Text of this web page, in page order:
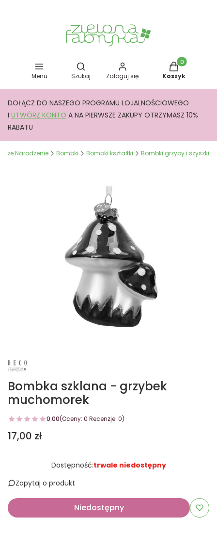
Menu
Otwórz wyszukiwarkę
Szukaj Zaloguj się
Produkty w
Koszyk
DOŁĄCZ DO NASZEGO PROGRAMU LOJALNOŚCIOWEGO
I UTWÓRZ KONTO A NA PIERWSZE ZAKUPY OTRZYMASZ 10%
RABATU
Boże Narodzenie Bombki Bombki kształtki Bombki grzyby i szyszki
Bombka szklana - grzybek
muchomorek
0.00(Oceny: 0 Recenzje: 0)
Cena
17,00 zł
Dostępność:trwale niedostępny
Zapytaj o produkt
Niedostępny